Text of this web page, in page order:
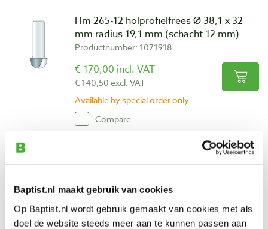
Baptist.nl maakt gebruik van cookies
Op Baptist.nl wordt gebruik gemaakt van cookies met als
doel de website steeds meer aan te kunnen passen aan
Hm 265-12 holprofielfrees Ø 38,1 x 32
mm radius 19,1 mm (schacht 12 mm)
Productnumber: 1071918
€ 170,00 incl. VAT
€ 140,50 excl. VAT
Available by special order only
Compare
Hm 81-8 romeinse ogieffrees Ø 25,4 x
15,9 mm radius 4 mm (schacht 8 mm)
€ 81,00 incl. VAT
€ 66,94 excl. VAT